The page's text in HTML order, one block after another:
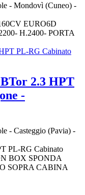
- Mondovì (Cuneo) -
EURO6D
H.2400- PORTA
2.3 HPT
-
- Casteggio (Pavia) -
PL-RG Cabinato
BOX SPONDA
SOPRA CABINA